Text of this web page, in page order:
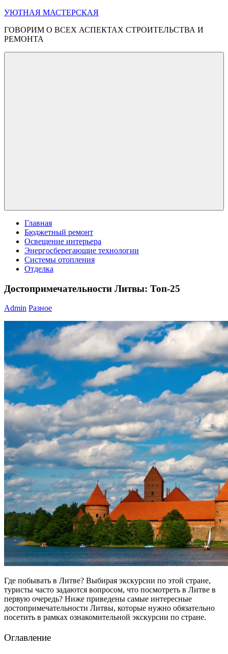
Перейти
содержимому
УЮТНАЯ МАСТЕРСКАЯ
ГОВОРИМ О ВСЕХ АСПЕКТАХ СТРОИТЕЛЬСТВА И
РЕМОНТА
Главная
Бюджетный ремонт
Освещение интерьера
Энергосберегающие технологии
Системы отопления
Отделка
Достопримечательности Литвы: Топ-25
Admin Разное
Где побывать в Литве? Выбирая экскурсии по этой стране,
туристы часто задаются вопросом, что посмотреть в Литве в
первую очередь? Ниже приведены самые интересные
достопримечательности Литвы, которые нужно обязательно
посетить в рамках ознакомительной экскурсии по стране.
Оглавление